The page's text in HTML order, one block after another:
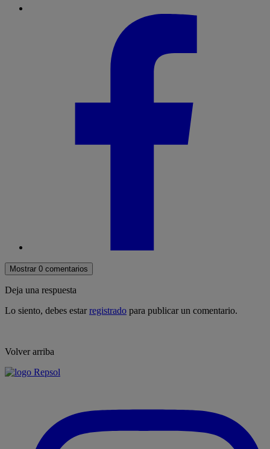
Mostrar 0 comentarios
Deja una respuesta
Lo siento, debes estarregistrado para publicar un comentario.
Volver arriba